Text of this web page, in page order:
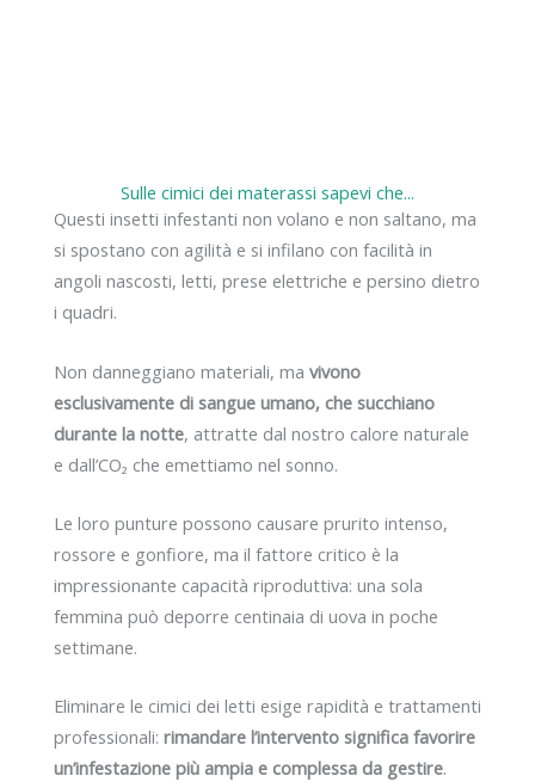
Sulle cimici dei materassi sapevi che...
Questi insetti infestanti non volano e non saltano, ma
si spostano con agilità e si infilano con facilità in
angoli nascosti, letti, prese elettriche e persino dietro
i quadri.
Non danneggiano materiali, ma vivono
esclusivamente di sangue umano, che succhiano
durante la notte, attratte dal nostro calore naturale
e dall’CO₂ che emettiamo nel sonno.
Le loro punture possono causare prurito intenso,
rossore e gonfiore, ma il fattore critico è la
impressionante capacità riproduttiva: una sola
femmina può deporre centinaia di uova in poche
settimane.
Eliminare le cimici dei letti esige rapidità e trattamenti
professionali: rimandare l’intervento significa favorire
un’infestazione più ampia e complessa da gestire.